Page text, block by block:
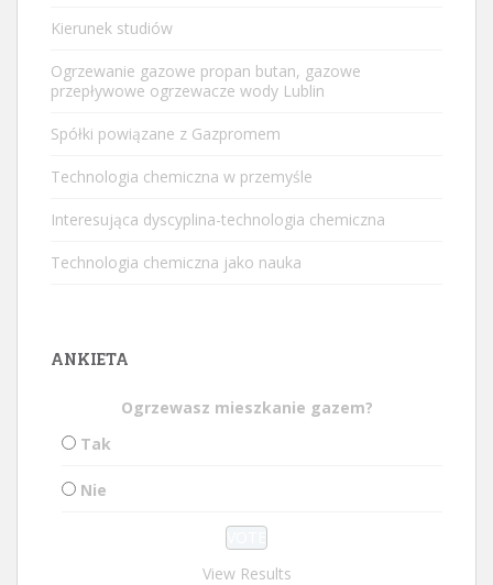
Kierunek studiów
Ogrzewanie gazowe propan butan, gazowe
przepływowe ogrzewacze wody Lublin
Spółki powiązane z Gazpromem
Technologia chemiczna w przemyśle
Interesująca dyscyplina-technologia chemiczna
Technologia chemiczna jako nauka
ANKIETA
Ogrzewasz mieszkanie gazem?
Tak
Nie
View Results